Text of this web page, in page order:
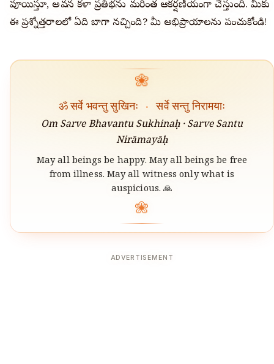
పూయిస్తూ, అవధాన కళా ప్రతిభను మరింత ఆకర్షణీయంగా చేస్తుంది. మీకు
ఈ ప్రశ్నోత్తరాలలో ఏది బాగా నచ్చింది? మీ అభిప్రాయాలను పంచుకోండి!
❀
ॐ सर्वे भवन्तु सुखिनः · सर्वे सन्तु निरामयाः
Om Sarve Bhavantu Sukhinaḥ · Sarve Santu
Nirāmayāḥ
May all beings be happy. May all beings be free
from illness. May all witness only what is
auspicious. 🙏
❀
ADVERTISEMENT